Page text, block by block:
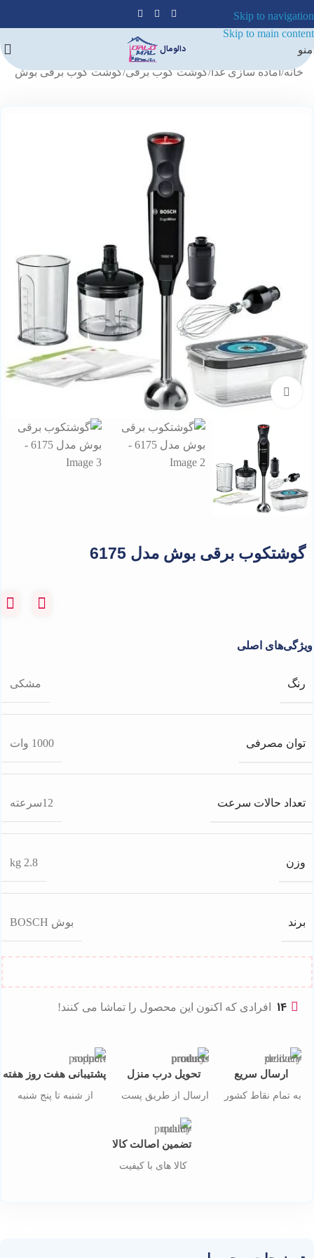
Skip to navigation
Skip to main content
منو
دالومال
خانه/آماده سازی غذا/گوشت کوب برقی/گوشت کوب برقی بوش
برای بزرگنمایی کلیک کنید
گوشتکوب برقی بوش مدل 6175
ویژگی‌های اصلی
رنگ مشکی
توان مصرفی 1000 وات
تعداد حالات سرعت 12سرعته
وزن 2.8 kg
برند بوش BOSCH
14 افرادی که اکنون این محصول را تماشا می کنند!
ارسال سریع
به تمام نقاط کشور
تحویل درب منزل
ارسال از طریق پست
پشتیبانی هفت روز هفته
از شنبه تا پنج شنبه
تضمین اصالت کالا
کالا های با کیفیت